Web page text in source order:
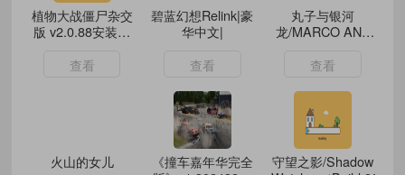
植物大战僵尸杂交
版 v2.0.88安装程
查看
碧蓝幻想Relink|豪
华中文|
查看
丸子与银河
龙/MARCO AND
DRAGON
查看
火山的女儿
《撞车嘉年华完全
守望之影/Shadow